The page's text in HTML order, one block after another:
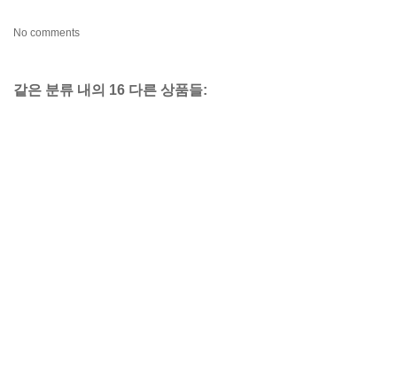
No comments
같은 분류 내의 16 다른 상품들: